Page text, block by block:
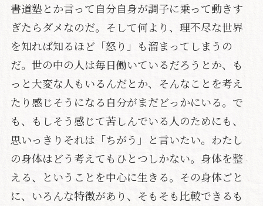
書道塾とか言って自分自身が調子に乗って動きす
ぎたらダメなのだ。そして何より、理不尽な世界
を知れば知るほど「怒り」も溜まってしまうの
だ。世の中の人は毎日働いているだろうとか、も
っと大変な人もいるんだとか、そんなことを考え
たり感じそうになる自分がまだどっかにいる。で
も、もしそう感じて苦しんでいる人のためにも、
思いっきりそれは「ちがう」と言いたい。わたし
の身体はどう考えてもひとつしかない。身体を整
える、ということを中心に生きる。その身体ごと
に、いろんな特徴があり、そもそも比較できるも